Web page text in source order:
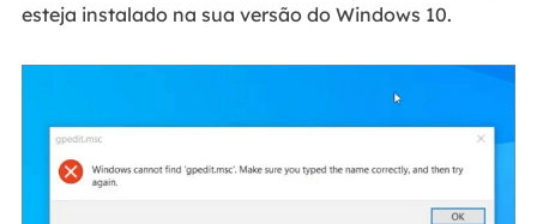
esteja instalado na sua versão do Windows 10.